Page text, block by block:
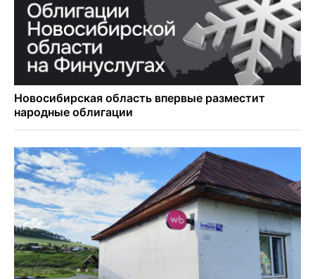
Новосибирцам объяснили новые правила сверхурочной
работы